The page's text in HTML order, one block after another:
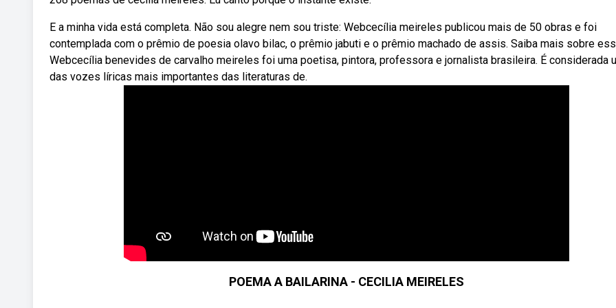
E a minha vida está completa. Não sou alegre nem sou triste: Webcecília meireles publicou mais de 50 obras e foi
contemplada com o prêmio de poesia olavo bilac, o prêmio jabuti e o prêmio machado de assis. Saiba mais sobre
Webcecília benevides de carvalho meireles foi uma poetisa, pintora, professora e jornalista brasileira. É considerada
das vozes líricas mais importantes das literaturas de.
POEMA A BAILARINA - CECILIA MEIRELES